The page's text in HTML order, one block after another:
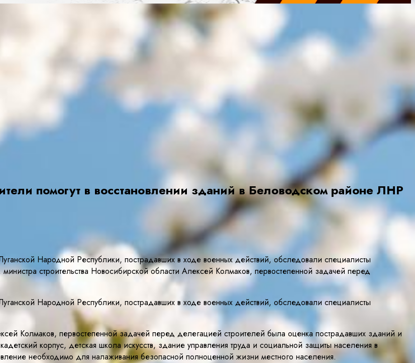
помогут в восстановлении зданий в Беловодском районе ЛНР
Народной Республики, пострадавших в ходе военных действий, обследовали специалисты
строительства Новосибирской области Алексей Колмаков, первостепенной задачей перед
Народной Республики, пострадавших в ходе военных действий, обследовали специалисты
Колмаков, первостепенной задачей перед делегацией строителей была оценка пострадавших зданий и
корпус, детская школа искусств, здание управления труда и социальной защиты населения в
необходимо для налаживания безопасной полноценной жизни местного населения.